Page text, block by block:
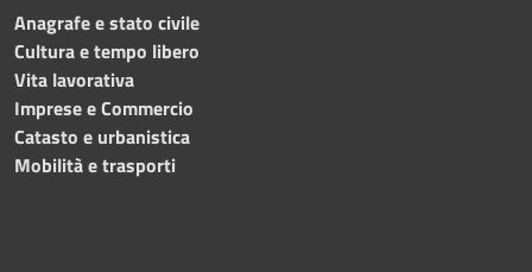
Anagrafe e stato civile
Cultura e tempo libero
Vita lavorativa
Imprese e Commercio
Catasto e urbanistica
Mobilità e trasporti